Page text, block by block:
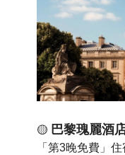
🟡 巴黎瑰麗酒
「第3晚免費」